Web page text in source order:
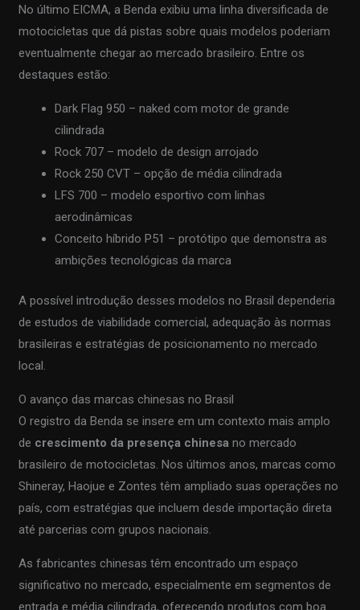
No último EICMA, a Benda exibiu uma linha diversificada de
motocicletas que dá pistas sobre quais modelos poderiam
eventualmente chegar ao mercado brasileiro. Entre os
destaques estão:
Dark Flag 950 – naked com motor de grande
cilindrada
Rock 707 – modelo de design arrojado
Rock 250 CVT – opção de média cilindrada
LFS 700 – modelo esportivo com linhas
aerodinâmicas
Conceito híbrido P51 – protótipo que demonstra as
ambições tecnológicas da marca
A possível introdução desses modelos no Brasil dependeria
de estudos de viabilidade comercial, adequação às normas
brasileiras e estratégias de posicionamento no mercado
local.
O avanço das marcas chinesas no Brasil
O registro da Benda se insere em um contexto mais amplo
de crescimento da presença chinesa no mercado
brasileiro de motocicletas. Nos últimos anos, marcas como
Shineray, Haojue e Zontes têm ampliado suas operações no
país, com estratégias que incluem desde importação direta
até parcerias com grupos nacionais.
As fabricantes chinesas têm encontrado um espaço
significativo no mercado, especialmente em segmentos de
entrada e média cilindrada, oferecendo produtos com boa